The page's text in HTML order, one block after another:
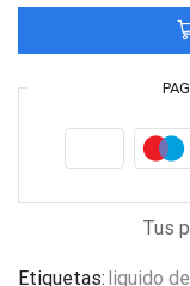
Tus
Etiquetas: liquido